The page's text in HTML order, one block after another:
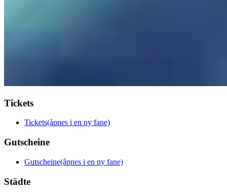
Tickets
Tickets(åpnes i en ny fane)
Gutscheine
Gutscheine(åpnes i en ny fane)
Städte